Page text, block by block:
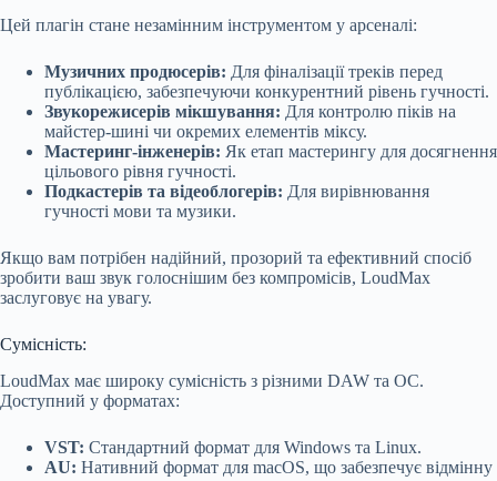
Цей плагін стане незамінним інструментом у арсеналі:
Музичних продюсерів: Для фіналізації треків перед
публікацією, забезпечуючи конкурентний рівень гучності.
Звукорежисерів мікшування: Для контролю піків на
майстер-шині чи окремих елементів міксу.
Мастеринг-інженерів: Як етап мастерингу для досягнення
цільового рівня гучності.
Подкастерів та відеоблогерів: Для вирівнювання
гучності мови та музики.
Якщо вам потрібен надійний, прозорий та ефективний спосіб
зробити ваш звук голоснішим без компромісів, LoudMax
заслуговує на увагу.
Сумісність:
LoudMax має широку сумісність з різними DAW та ОС.
Доступний у форматах:
VST: Стандартний формат для Windows та Linux.
AU: Нативний формат для macOS, що забезпечує відмінну